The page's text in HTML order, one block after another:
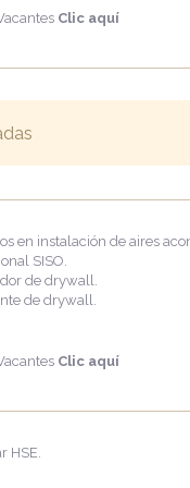
Clic aquí
en instalación de aires
SISO.
de drywall.
de drywall.
Clic aquí
HSE.